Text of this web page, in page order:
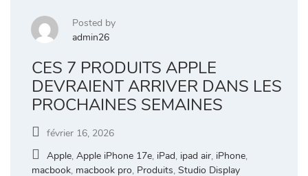
Posted by
admin26
CES 7 PRODUITS APPLE
DEVRAIENT ARRIVER DANS LES
PROCHAINES SEMAINES
février 16, 2026
Apple, Apple iPhone 17e, iPad, ipad air, iPhone,
macbook, macbook pro, Produits, Studio Display